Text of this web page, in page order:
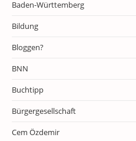
Baden-Württemberg
Bildung
Bloggen?
BNN
Buchtipp
Bürgergesellschaft
Cem Özdemir